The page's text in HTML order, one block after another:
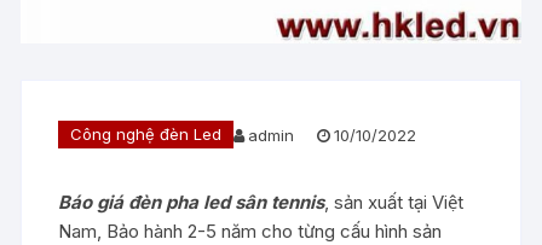
Công nghệ đèn Led admin 10/10/2022
Báo giá đèn pha led sân tennis, sản xuất tại Việt
Nam, Bảo hành 2-5 năm cho từng cấu hình sản